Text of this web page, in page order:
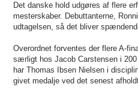
Det danske hold udgøres af flere
mesterskaber. Debuttanterne,
udtagelsen, så det bliver
Overordnet forventes der flere A-
særligt hos Jacob Carstensen i
har Thomas Ibsen Nielsen i
givet medalje ved det senest